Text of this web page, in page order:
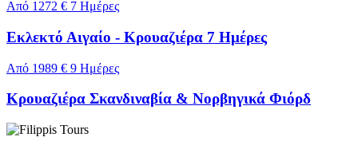
Από 1272 € 7 Ημέρες
Εκλεκτό Αιγαίο - Κρουαζιέρα 7 Ημέρες
Από 1989 € 9 Ημέρες
Κρουαζιέρα Σκανδιναβία & Νορβηγικά Φιόρδ